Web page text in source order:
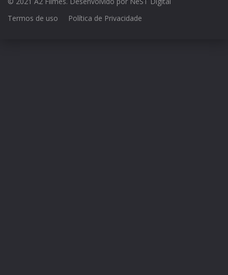
Termos de uso
Política de Privacidade